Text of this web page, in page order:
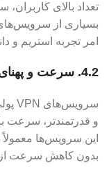
تعداد بالای
بسیاری از سرویس‌های
امر تجربه استریم و
4.2. سرعت و پهنای باند در VPN‌های پولی
سرویس‌های VPN پولی مانند
و قدرتمندتر، سرعت
این سرویس‌ها معمولاً
بدون کاهش سرعت از